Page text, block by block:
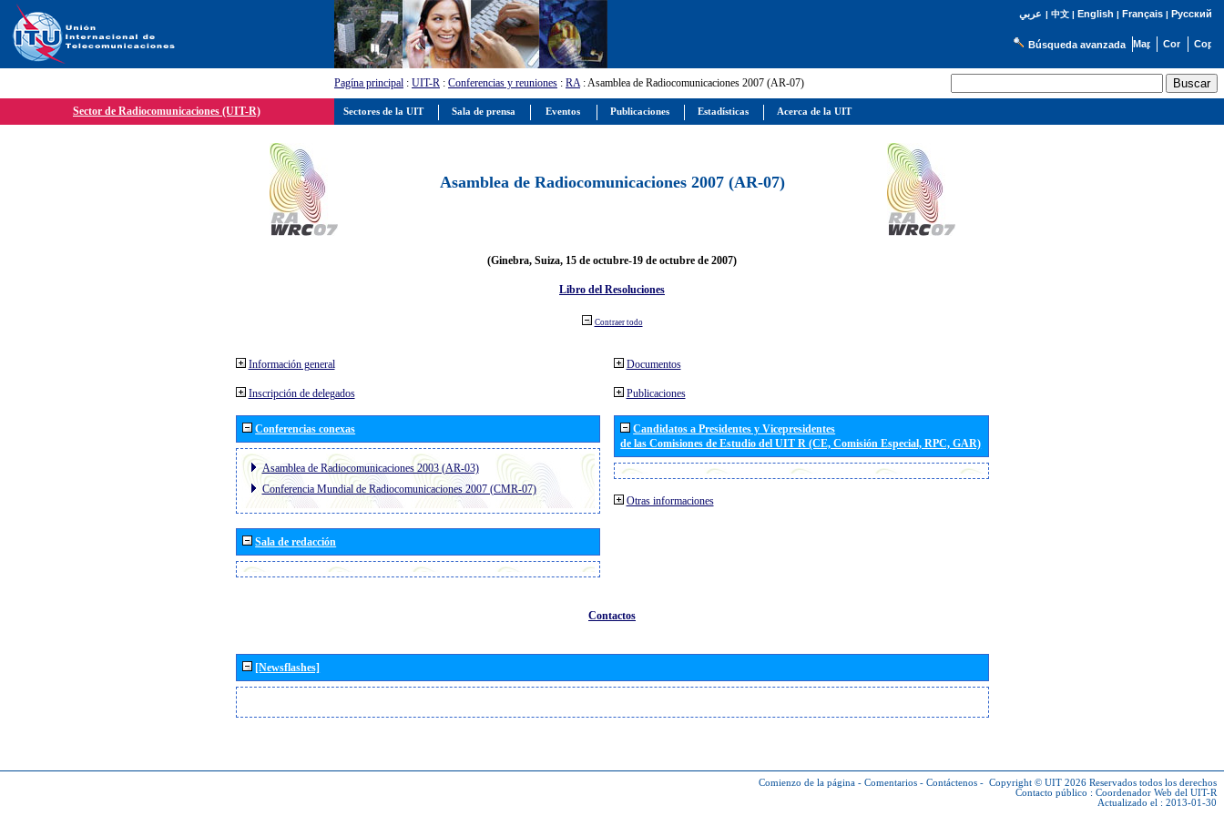
عربي | 中文| English | Français| Русский
Búsqueda avanzada
Pagína principal : UIT-R : Conferencias y reuniones : RA: Asamblea de Radiocomunicaciones 2007 (AR-07)
Sector de Radiocomunicaciones (UIT-R)
Asamblea de Radiocomunicaciones 2007 (AR-07)
(Ginebra, Suiza, 15 de octubre-19 de octubre de 2007)
Libro del Resoluciones
Contraer todo
Información general
Inscripción de delegados
Conferencias conexas
Asamblea de Radiocomunicaciones 2003 (AR-03)
Conferencia Mundial de Radiocomunicaciones 2007 (CMR-07)
Sala de redacción
Documentos
Publicaciones
Candidatos a Presidentes y Vicepresidentes
de las Comisiones de Estudio del UIT R (CE, Comisión Especial, RPC, GAR)
Otras informaciones
Contactos
[Newsflashes]
Comienzo de la página - Comentarios - Contáctenos - Copyright © UIT 2026 Reservados todos los derechos
Contacto público : Coordenador Web del UIT-R
Actualizado el : 2013-01-30
Sectores de la UIT Sala de prensa Eventos Publicaciones Estadísticas Acerca de la UIT